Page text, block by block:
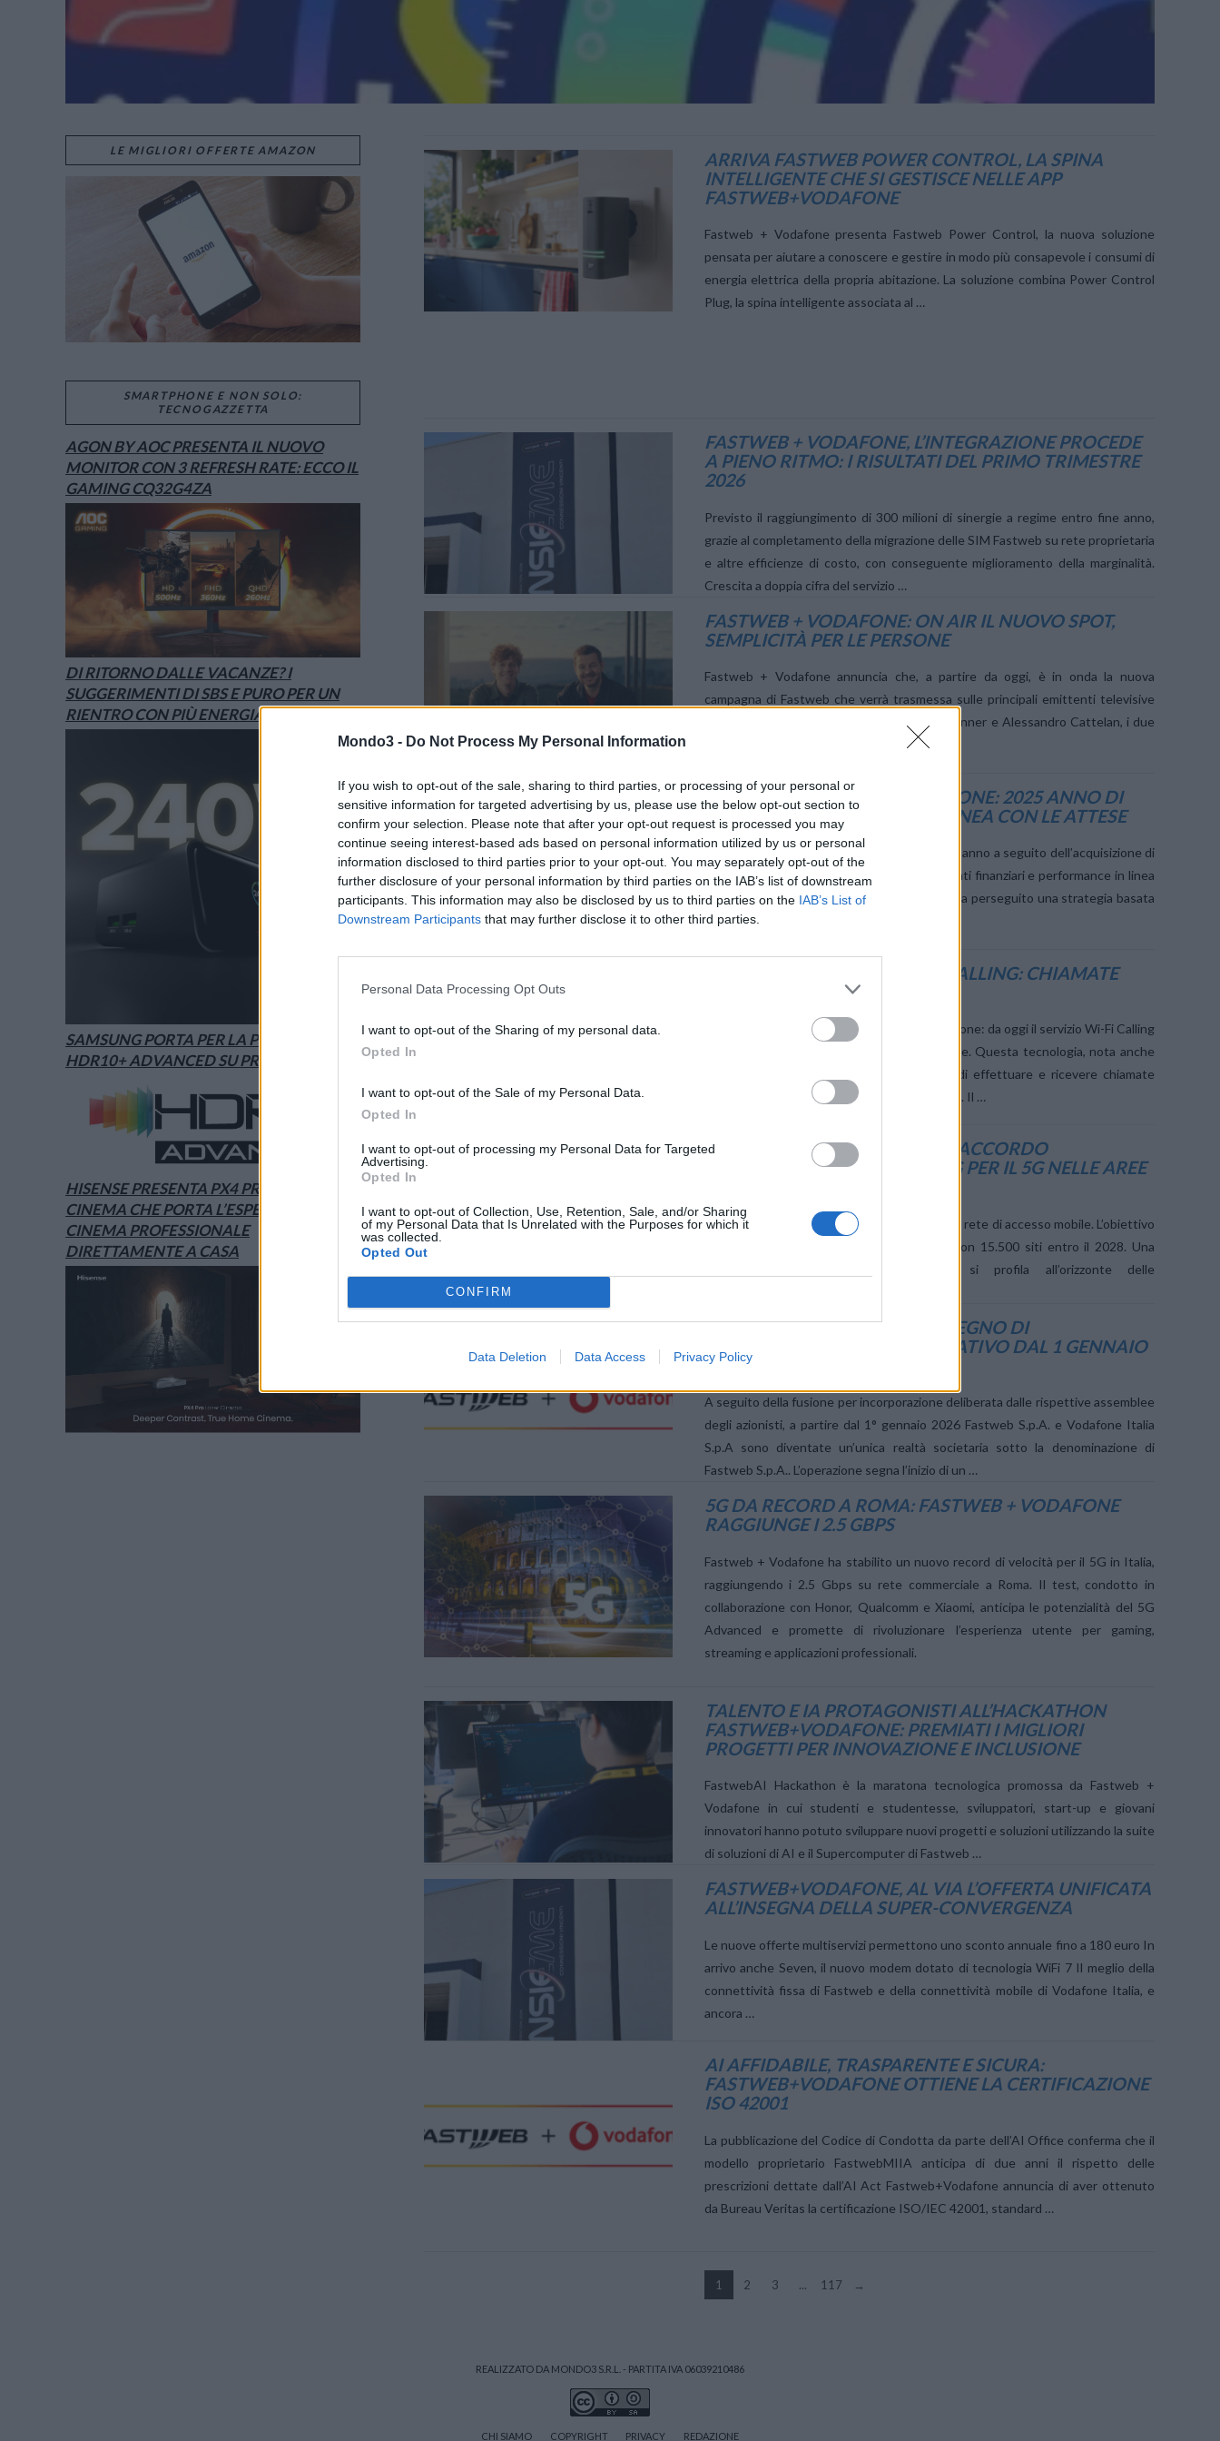
Mondo3 - Do Not Process My Personal Information
If you wish to opt-out of the sale, sharing to third parties, or processing of your personal or
sensitive information for targeted advertising by us, please use the below opt-out section to
confirm your selection. Please note that after your opt-out request is processed you may
continue seeing interest-based ads based on personal information utilized by us or personal
information disclosed to third parties prior to your opt-out. You may separately opt-out of the
further disclosure of your personal information by third parties on the IAB’s list of downstream
participants. This information may also be disclosed by us to third parties on the IAB’s List of
Downstream Participants that may further disclose it to other third parties.
Personal Data Processing Opt Outs
I want to opt-out of the Sharing of my personal data.
Opted In
I want to opt-out of the Sale of my Personal Data.
Opted In
I want to opt-out of processing my Personal Data for Targeted
Advertising.
Opted In
I want to opt-out of Collection, Use, Retention, Sale, and/or Sharing
of my Personal Data that Is Unrelated with the Purposes for which it
was collected.
Opted Out
CONFIRM
Data Deletion Data Access Privacy Policy
VIEW POST
ARRIVA FASTWEB POWER CONTROL, LA SPINA
INTELLIGENTE CHE SI GESTISCE NELLE APP
FASTWEB+VODAFONE
Fastweb + Vodafone presenta Fastweb Power Control, la nuova soluzione
pensata per aiutare a conoscere e gestire in modo più consapevole i consumi di
energia elettrica della propria abitazione. La soluzione combina Power Control
Plug, la spina intelligente associata al …
VIEW POST
FASTWEB + VODAFONE, L’INTEGRAZIONE PROCEDE
A PIENO RITMO: I RISULTATI DEL PRIMO TRIMESTRE
2026
Previsto il raggiungimento di 300 milioni di sinergie a regime entro fine anno,
grazie al completamento della migrazione delle SIM Fastweb su rete proprietaria
e altre efficienze di costo, con conseguente miglioramento della marginalità.
Crescita a doppia cifra del servizio …
FASTWEB + VODAFONE: ON AIR IL NUOVO SPOT,
SEMPLICITÀ PER LE PERSONE
Fastweb + Vodafone annuncia che, a partire da oggi, è in onda la nuova
campagna di Fastweb che verrà trasmessa sulle principali emittenti televisive
nazionali. Lo spot vede protagonisti Jannik Sinner e Alessandro Cattelan, i due
BILANCIO FASTWEB + VODAFONE: 2025 ANNO DI
TRANSIZIONE, RISULTATI IN LINEA CON LE ATTESE
Fastweb + Vodafone chiude il 2025 – il primo anno a seguito dell’acquisizione di
Vodafone Italia tramite Fastweb – con risultati finanziari e performance in linea
con le attese. Nel corso del 2025 la società ha perseguito una strategia basata
…
VIEW POST
VODAFONE ATTIVA IL WI-FI CALLING: CHIAMATE
MOBILI SU OGNI RETE WI-FI
Importante aggiornamento per i clienti Vodafone: da oggi il servizio Wi-Fi Calling
è ufficialmente disponibile per l’utenza mobile. Questa tecnologia, nota anche
come VoWiFi (Voice over Wi-Fi), permette di effettuare e ricevere chiamate
vocali appoggiandosi a una connessione Wi-Fi. Il …
VIEW POST
TIM E FASTWEB+VODAFONE: ACCORDO
STRATEGICO DI RAN SHARING PER IL 5G NELLE AREE
Definita l’intesa preliminare per condividere la rete di accesso mobile. L’obiettivo
è coprire i comuni sotto i 35.000 abitanti con 15.500 siti entro il 2028. Una
nuova importante alleanza industriale si profila all’orizzonte delle
VIEW POST
L’ANNO NUOVO SI APRE NEL SEGNO DI
FASTWEB+VODAFONE: OPERATIVO DAL 1 GENNAIO
2026 IL NUOVO ASSETTO
A seguito della fusione per incorporazione deliberata dalle rispettive assemblee
degli azionisti, a partire dal 1° gennaio 2026 Fastweb S.p.A. e Vodafone Italia
S.p.A sono diventate un’unica realtà societaria sotto la denominazione di
Fastweb S.p.A.. L’operazione segna l’inizio di un …
VIEW POST
5G DA RECORD A ROMA: FASTWEB + VODAFONE
RAGGIUNGE I 2.5 GBPS
Fastweb + Vodafone ha stabilito un nuovo record di velocità per il 5G in Italia,
raggiungendo i 2.5 Gbps su rete commerciale a Roma. Il test, condotto in
collaborazione con Honor, Qualcomm e Xiaomi, anticipa le potenzialità del 5G
Advanced e promette di rivoluzionare l’esperienza utente per gaming,
streaming e applicazioni professionali.
VIEW POST
TALENTO E IA PROTAGONISTI ALL’HACKATHON
FASTWEB+VODAFONE: PREMIATI I MIGLIORI
PROGETTI PER INNOVAZIONE E INCLUSIONE
FastwebAI Hackathon è la maratona tecnologica promossa da Fastweb +
Vodafone in cui studenti e studentesse, sviluppatori, start-up e giovani
innovatori hanno potuto sviluppare nuovi progetti e soluzioni utilizzando la suite
di soluzioni di AI e il Supercomputer di Fastweb …
FASTWEB+VODAFONE, AL VIA L’OFFERTA UNIFICATA
ALL’INSEGNA DELLA SUPER-CONVERGENZA
Le nuove offerte multiservizi permettono uno sconto annuale fino a 180 euro In
arrivo anche Seven, il nuovo modem dotato di tecnologia WiFi 7 Il meglio della
connettività fissa di Fastweb e della connettività mobile di Vodafone Italia, e
ancora …
AI AFFIDABILE, TRASPARENTE E SICURA:
FASTWEB+VODAFONE OTTIENE LA CERTIFICAZIONE
ISO 42001
La pubblicazione del Codice di Condotta da parte dell’AI Office conferma che il
modello proprietario FastwebMIIA anticipa di due anni il rispetto delle
prescrizioni dettate dall’AI Act Fastweb+Vodafone annuncia di aver ottenuto
da Bureau Veritas la certificazione ISO/IEC 42001, standard …
1 2 3 ... 117 →
LE MIGLIORI OFFERTE AMAZON
SMARTPHONE E NON SOLO:
TECNOGAZZETTA
AGON BY AOC PRESENTA IL NUOVO
MONITOR CON 3 REFRESH RATE: ECCO IL
GAMING CQ32G4ZA
DI RITORNO DALLE VACANZE? I
SUGGERIMENTI DI SBS E PURO PER UN
RIENTRO CON PIÙ ENERGIA
SAMSUNG PORTA PER LA PRIMA VOLTA
HDR10+ ADVANCED SU PRIME VIDEO
HISENSE PRESENTA PX4 PRO, IL LASER
CINEMA CHE PORTA L’ESPERIENZA DEL
CINEMA PROFESSIONALE
DIRETTAMENTE A CASA
REALIZZATO DA MONDO3 S.R.L. - PARTITA IVA 06039210486
CHI SIAMO COPYRIGHT PRIVACY REDAZIONE